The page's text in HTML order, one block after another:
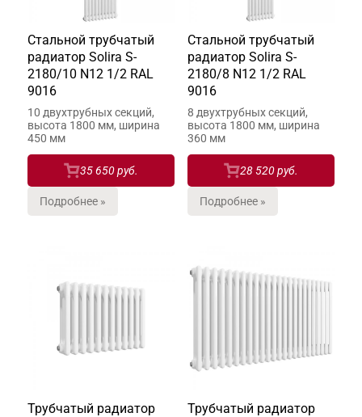
Стальной трубчатый
радиатор Solira S-
2180/10 N12 1/2 RAL
9016
10 двухтрубных секций,
высота 1800 мм, ширина
450 мм
35 650 руб.
Подробнее »
Стальной трубчатый
радиатор Solira S-
2180/8 N12 1/2 RAL
9016
8 двухтрубных секций,
высота 1800 мм, ширина
360 мм
28 520 руб.
Подробнее »
Трубчатый радиатор
Трубчатый радиатор